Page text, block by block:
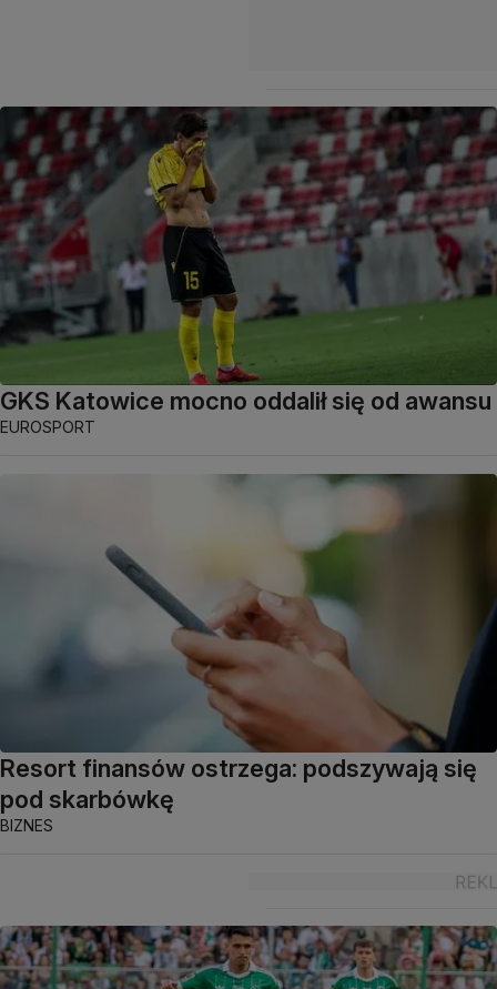
GKS Katowice mocno oddalił się od awansu
EUROSPORT
Resort finansów ostrzega: podszywają się
pod skarbówkę
BIZNES